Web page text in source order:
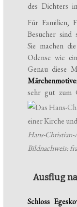
des Dichters
Für Familien,
Besucher sind
Sie machen
Odense wie
Genau diese
sehr gut zum
Hans-Christian-
Bildnachweis:
Ausflug
Schloss